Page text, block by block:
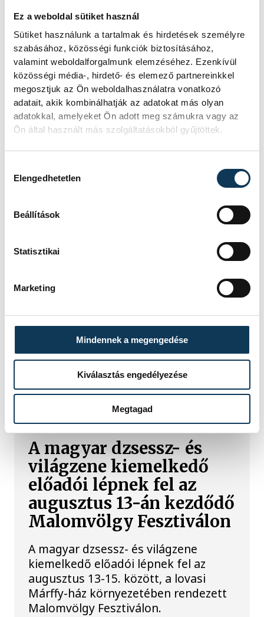
Ez a weboldal sütiket használ
Sütiket használunk a tartalmak és hirdetések személyre
szabásához, közösségi funkciók biztosításához,
valamint weboldalforgalmunk elemzéséhez. Ezenkívül
közösségi média-, hirdető- és elemező partnereinkkel
megosztjuk az Ön weboldalhasználatra vonatkozó
adatait, akik kombinálhatják az adatokat más olyan
adatokkal, amelyeket Ön adott meg számukra vagy az
Ön által használt más szolgáltatásokból gyűjtöttek.
Elengedhetetlen
Beállítások
Statisztikai
Marketing
Mindennek a megengedése
Kiválasztás engedélyezése
Megtagad
30-án temetőlátogatást szervez a Fiumei
úti sírkertbe, ahol Endrődi síremlékét is
felkeresik.
kultúra
irodalom
Magyar Irodalomtörténeti Társaság
Szalai
TOVÁBBI CIKKEK
A magyar dzsessz- és
világzene kiemelkedő
előadói lépnek fel az
augusztus 13-án kezdődő
Malomvölgy Fesztiválon
A magyar dzsessz- és világzene
kiemelkedő előadói lépnek fel az
augusztus 13-15. között, a lovasi
Márffy-ház környezetében rendezett
Malomvölgy Fesztiválon.